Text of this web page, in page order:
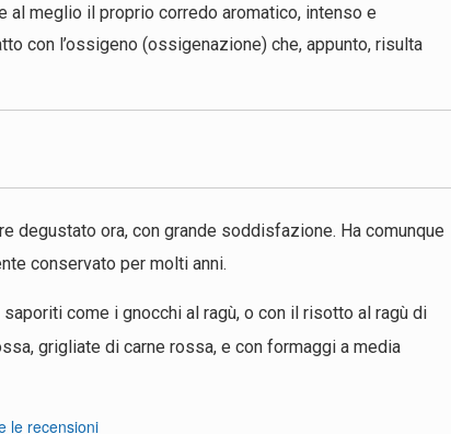
al meglio il proprio corredo aromatico, intenso e
con l’ossigeno (ossigenazione) che, appunto, risulta
degustato ora, con grande soddisfazione. Ha comunque
conservato per molti anni.
come i gnocchi al ragù, o con il risotto al ragù di
grigliate di carne rossa, e con formaggi a media
le recensioni